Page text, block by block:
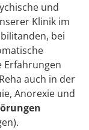
und
Klinik im
bei
Erfahrungen
auch in der
Anorexie und